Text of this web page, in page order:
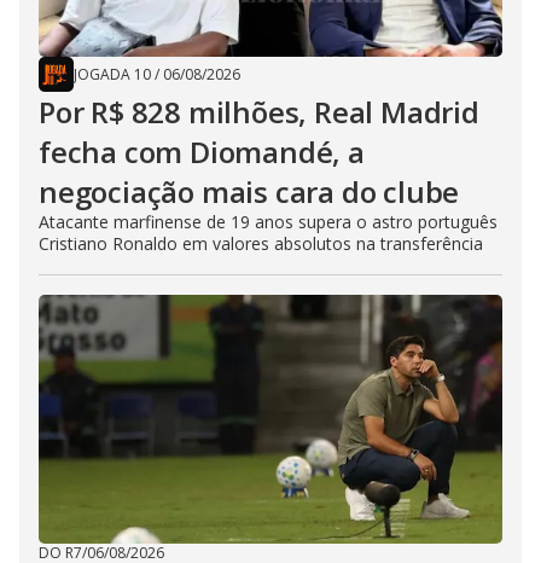
JOGADA 10/ 06/08/2026
Por R$ 828 milhões, Real Madrid
fecha com Diomandé, a
negociação mais cara do clube
Atacante marfinense de 19 anos supera o astro português
Cristiano Ronaldo em valores absolutos na transferência
DO R7/06/08/2026